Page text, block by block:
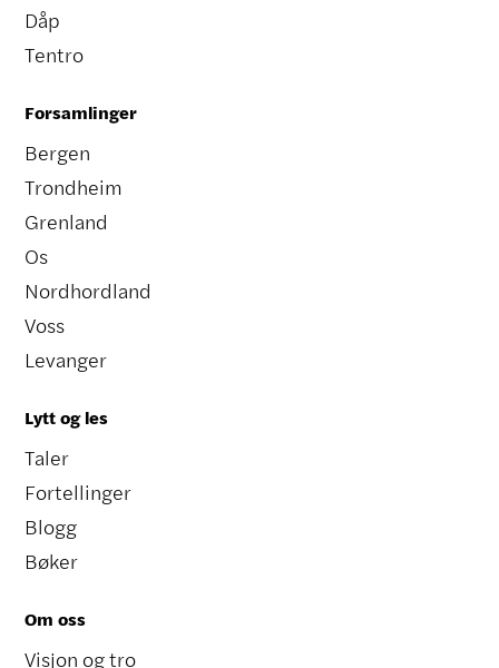
Dåp
Tentro
Forsamlinger
Bergen
Trondheim
Grenland
Os
Nordhordland
Voss
Levanger
Lytt og les
Taler
Fortellinger
Blogg
Bøker
Om oss
Visjon og tro